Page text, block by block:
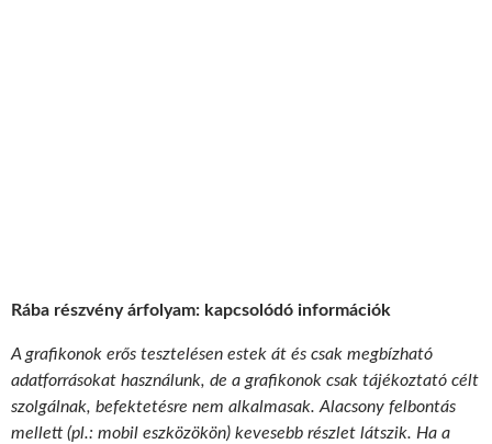
Rába részvény árfolyam: kapcsolódó információk
A grafikonok erős tesztelésen estek át és csak megbízható
adatforrásokat használunk, de a grafikonok csak tájékoztató célt
szolgálnak, befektetésre nem alkalmasak. Alacsony felbontás
mellett (pl.: mobil eszközökön) kevesebb részlet látszik. Ha a